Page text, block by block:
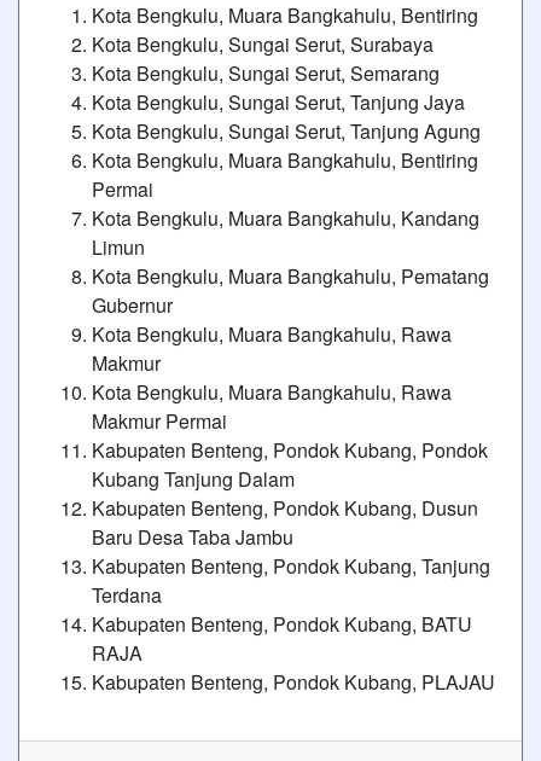
Kota Bengkulu, Muara Bangkahulu, Bentiring
Kota Bengkulu, Sungai Serut, Surabaya
Kota Bengkulu, Sungai Serut, Semarang
Kota Bengkulu, Sungai Serut, Tanjung Jaya
Kota Bengkulu, Sungai Serut, Tanjung Agung
Kota Bengkulu, Muara Bangkahulu, Bentiring
Permai
Kota Bengkulu, Muara Bangkahulu, Kandang
Limun
Kota Bengkulu, Muara Bangkahulu, Pematang
Gubernur
Kota Bengkulu, Muara Bangkahulu, Rawa
Makmur
Kota Bengkulu, Muara Bangkahulu, Rawa
Makmur Permai
Kabupaten Benteng, Pondok Kubang, Pondok
Kubang Tanjung Dalam
Kabupaten Benteng, Pondok Kubang, Dusun
Baru Desa Taba Jambu
Kabupaten Benteng, Pondok Kubang, Tanjung
Terdana
Kabupaten Benteng, Pondok Kubang, BATU
RAJA
Kabupaten Benteng, Pondok Kubang, PLAJAU